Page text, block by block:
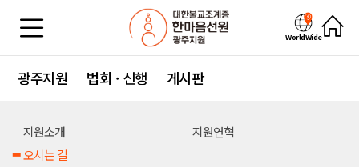
WorldWide
광주지원 법회 · 신행 게시판
지원소개
지원연혁
오시는 길